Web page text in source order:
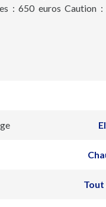
: 650 euros Caution :
Tout